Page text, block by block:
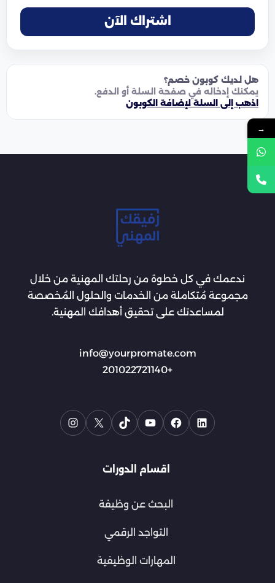
اشتراك الآن
هل لديك كوبون خصم؟
يمكنك إدخاله في صفحة السلة أو الدفع.
اذهب إلى السلة لإضافة الكوبون
ندعمك في كل خطوة من رحلتك المهنية من خلال
مجموعة مُتكاملة من الخدمات والحلول المُخصصة
لمساعدتك على تحقيق أهدافك المهنية.
info@yourpromate.com
+201022721140
اقسام الدورات
البحث عن وظيفة
التواجد الرقمي
المهارات الوظيفية
→